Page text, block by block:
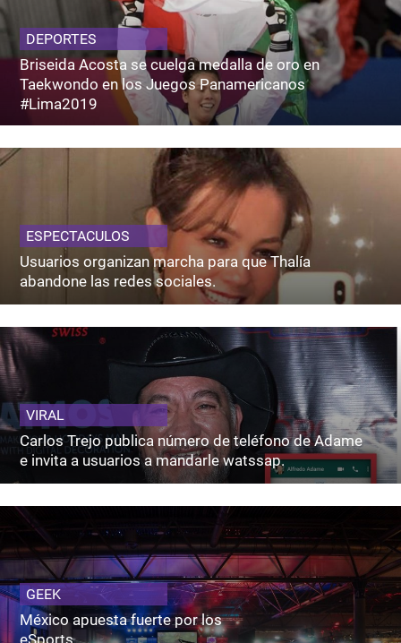
DEPORTES
Briseida Acosta se cuelga medalla de oro en
Taekwondo en los Juegos Panamericanos
#Lima2019
ESPECTACULOS
Usuarios organizan marcha para que Thalía
abandone las redes sociales.
VIRAL
Carlos Trejo publica número de teléfono de Adame
e invita a usuarios a mandarle watssap.
GEEK
México apuesta fuerte por los